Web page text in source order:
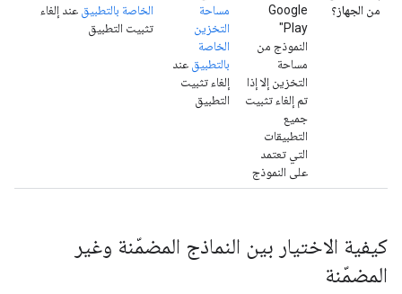
من الجهاز؟
Google
Play"
النموذج من
مساحة
التخزين إلا إذا
تم إلغاء تثبيت
جميع
التطبيقات
التي تعتمد
على النموذج
مساحة
التخزين
الخاصة
بالتطبيق عند
إلغاء تثبيت
التطبيق
الخاصة بالتطبيق عند إلغاء
تثبيت التطبيق
كيفية الاختيار بين النماذج المضمّنة وغير
المضمّنة